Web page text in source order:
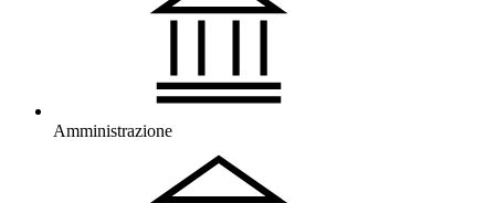
Amministrazione